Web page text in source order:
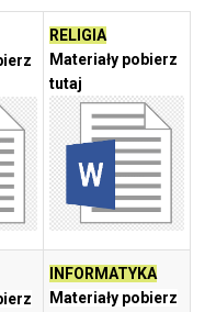
RELIGIA
Materiały pobierz
tutaj
INFORMATYKA
Materiały pobierz